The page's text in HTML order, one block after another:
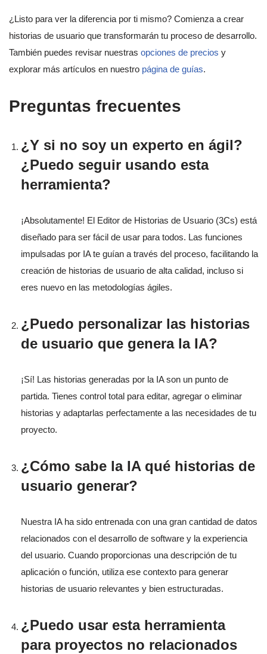
¿Listo para ver la diferencia por ti mismo? Comienza a crear
historias de usuario que transformarán tu proceso de desarrollo.
También puedes revisar nuestras opciones de precios y
explorar más artículos en nuestro página de guías.
Preguntas frecuentes
¿Y si no soy un experto en ágil?
¿Puedo seguir usando esta
herramienta?
¡Absolutamente! El Editor de Historias de Usuario (3Cs) está
diseñado para ser fácil de usar para todos. Las funciones
impulsadas por IA te guían a través del proceso, facilitando la
creación de historias de usuario de alta calidad, incluso si
eres nuevo en las metodologías ágiles.
¿Puedo personalizar las historias
de usuario que genera la IA?
¡Sí! Las historias generadas por la IA son un punto de
partida. Tienes control total para editar, agregar o eliminar
historias y adaptarlas perfectamente a las necesidades de tu
proyecto.
¿Cómo sabe la IA qué historias de
usuario generar?
Nuestra IA ha sido entrenada con una gran cantidad de datos
relacionados con el desarrollo de software y la experiencia
del usuario. Cuando proporcionas una descripción de tu
aplicación o función, utiliza ese contexto para generar
historias de usuario relevantes y bien estructuradas.
¿Puedo usar esta herramienta
para proyectos no relacionados